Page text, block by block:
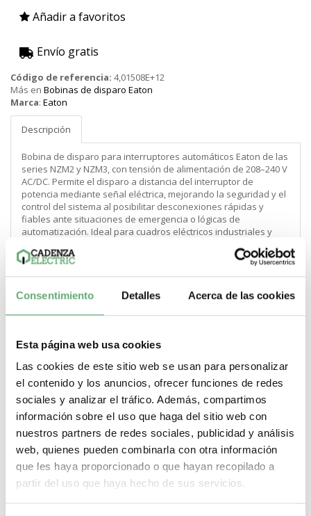
Consentimiento Detalles Acerca de las cookies
Esta página web usa cookies
Las cookies de este sitio web se usan para personalizar
el contenido y los anuncios, ofrecer funciones de redes
sociales y analizar el tráfico. Además, compartimos
información sobre el uso que haga del sitio web con
nuestros partners de redes sociales, publicidad y análisis
web, quienes pueden combinarla con otra información
que les haya proporcionado o que hayan recopilado a
partir del uso que haya hecho de sus servicios.
Añadir a favoritos
Envío gratis
Código de referencia: 4,01508E+12
Más en Bobinas de disparo Eaton
Marca: Eaton
Descripción
Bobina de disparo para interruptores automáticos Eaton de las
series NZM2 y NZM3, con tensión de alimentación de 208–240 V
AC/DC. Permite el disparo a distancia del interruptor de
potencia mediante señal eléctrica, mejorando la seguridad y el
control del sistema al posibilitar desconexiones rápidas y
fiables ante situaciones de emergencia o lógicas de
automatización. Ideal para cuadros eléctricos industriales y
control, relés de protección o PLC, aportando una solución
compacta, robusta y fácil de integrar en la aparamenta
Encuentra la documentación de este producto de Eaton en el
https://www.eaton.com/es/es-es/skuPage.259763.html
Compartir este producto Compartir en Whatsapp
Compartir en Pinterest
Compartir en
Compartir en Facebook